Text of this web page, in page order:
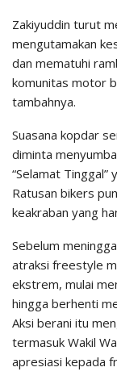
Zakiyuddin turut
mengutamakan
dan mematuhi
komunitas motor
tambahnya.
Suasana kopdar
diminta
“Selamat Tinggal”
Ratusan bikers
keakraban yang
Sebelum
atraksi freestyle
ekstrem, mulai
hingga berhenti
Aksi berani itu
termasuk Wakil
apresiasi kepada